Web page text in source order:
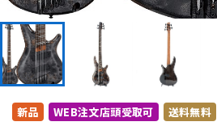
DJ機器
新品 WEB注文店頭受取可 送料無料